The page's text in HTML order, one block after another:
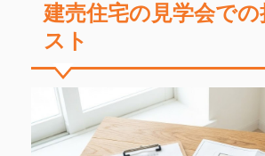
建売住宅の見学会での
スト